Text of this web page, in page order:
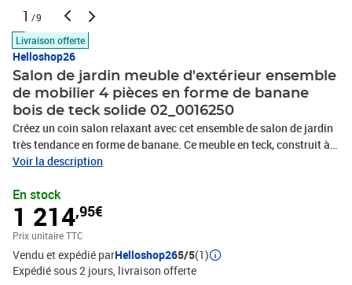
1 /9
Livraison offerte
Helloshop26
Salon de jardin meuble d'extérieur ensemble
de mobilier 4 pièces en forme de banane
bois de teck solide 02_0016250
Créez un coin salon relaxant avec cet ensemble de salon de jardin
très tendance en forme de banane. Ce meuble en teck, construit à
partir de bois dur de teck extrêmement durable, est chevronné,
lisse. Le bois de teck est connu pour sa résistance exceptionnelle
et sa résistance aux intempéries, ce qui le rend bien plus adapté
aux meubles de jardin que tout autre type de bois. Le bois de teck
est le choix parfait si vous souhaitez acheter un meuble de jardin
durable. La table d'extérieur a un dessus robuste dans un design à
lattes. De plus, la conception en forme de banane du banc et des
Voir la description
En stock
1 214,95€
Prix unitaire TTC
Vendu et expédié parHelloshop265/5(1)
Expédié sous 2 jours livraison offerte